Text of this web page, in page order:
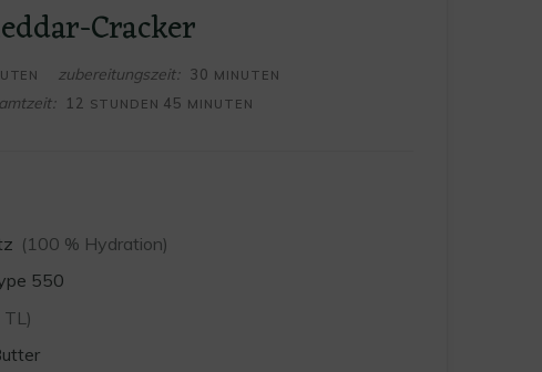
Cracker
zubereitungszeit 30 MINUTEN
MINUTEN
12 STUNDEN
STUNDEN 45 MINUTEN
MINUTEN
(100 % Hydration)
550
TL)